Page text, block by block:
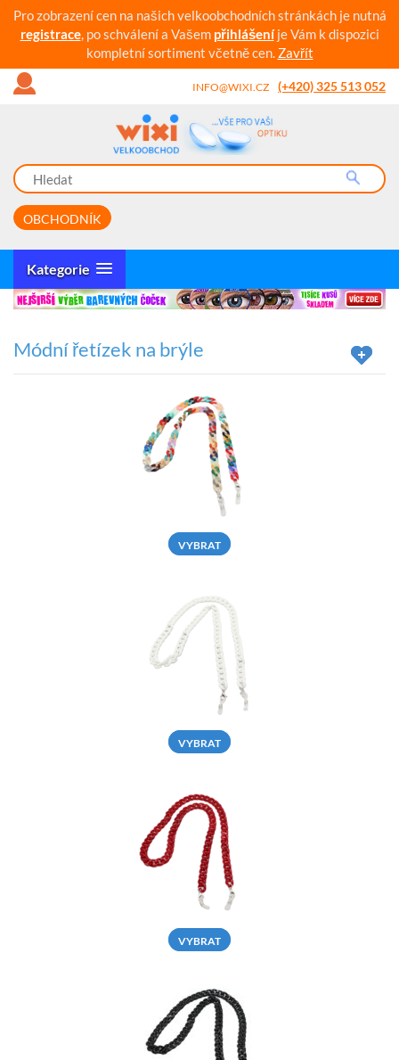
Pro zobrazení cen na našich velkoobchodních stránkách je nutná
registrace, po schválení a Vašem přihlášeníje Vám k dispozici
kompletní sortiment včetně cen. Zavřít
INFO@WIXI.CZ (+420) 325 513 052
OBCHODNÍK
Kategorie
Módní řetízek na brýle
VYBRAT
VYBRAT
VYBRAT